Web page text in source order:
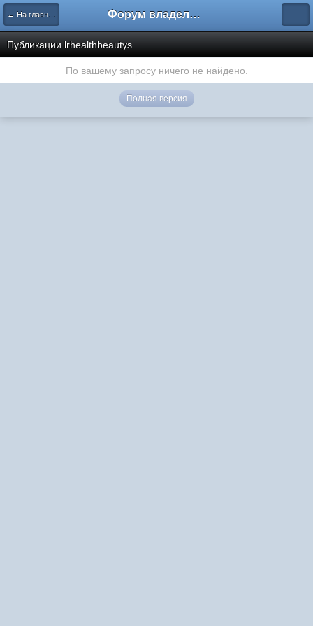
← На главную Форум владельцев интернет-магазинов
Публикации lrhealthbeautys
По вашему запросу ничего не найдено.
Полная версия